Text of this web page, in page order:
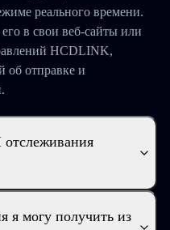
реального времени.
в свои веб-сайты или
HCDLINK,
об отправке и
отслеживания
я могу получить из